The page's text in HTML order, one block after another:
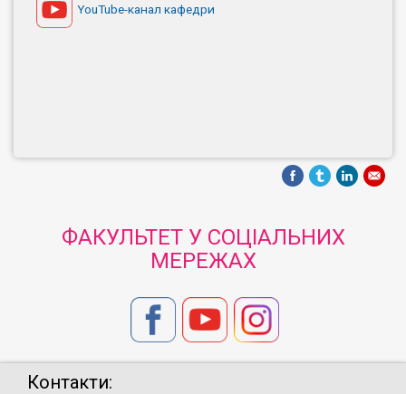
YouTube-канал кафедри
ФАКУЛЬТЕТ У СОЦІАЛЬНИХ
МЕРЕЖАХ
Контакти: